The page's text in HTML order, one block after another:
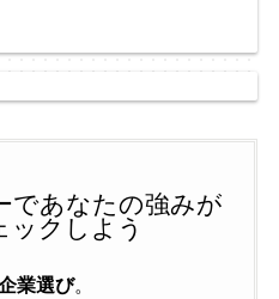
であなたの強みが
ックしよう
業選び。